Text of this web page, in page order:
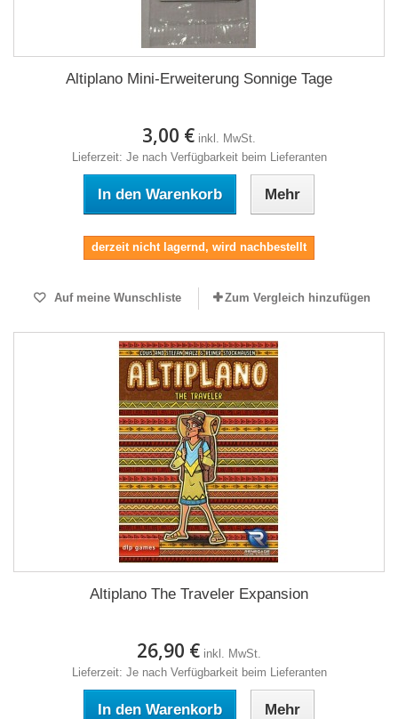
Altiplano Mini-Erweiterung Sonnige Tage
3,00 € inkl. MwSt.
Lieferzeit: Je nach Verfügbarkeit beim Lieferanten
In den Warenkorb Mehr
derzeit nicht lagernd, wird nachbestellt
Auf meine Wunschliste Zum Vergleich hinzufügen
Altiplano The Traveler Expansion
26,90 € inkl. MwSt.
Lieferzeit: Je nach Verfügbarkeit beim Lieferanten
In den Warenkorb Mehr